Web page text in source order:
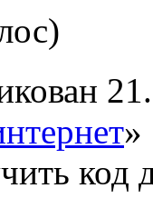
»
код